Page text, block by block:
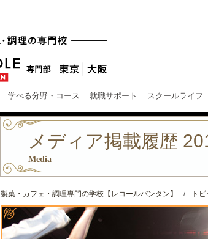
学べる分野・コース 就職サポート スクールライフ
メディア掲載履歴
Media
製菓・カフェ・調理専門の学校【レコールバンタン】 / ト